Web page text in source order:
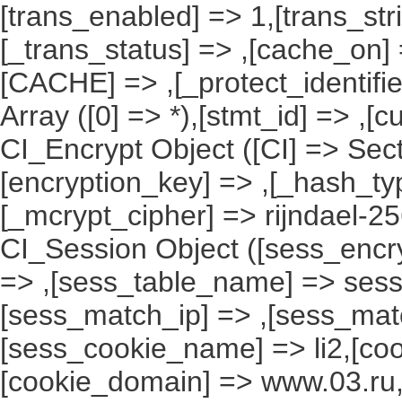
[trans_enabled] =>
[_trans_status] =>
[CACHE] =>
Array ([0] => *),[stmt_id] =>
CI_Encrypt Object ([CI] =>
[encryption_key] =>
[_mcrypt_cipher] => rijndael-
CI_Session Object
=> ,[sess_table_name] =>
[sess_match_ip] =>
[sess_cookie_name] =>
[cookie_domain] =>